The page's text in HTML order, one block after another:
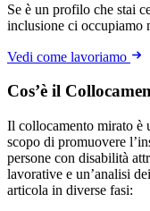
Se è un profilo che stai
inclusione ci occupiamo
Vedi come lavoriamo
Cos’è il
Il collocamento mirato è
scopo di promuovere
persone con disabilità
lavorative e un’analisi
articola in diverse fasi: